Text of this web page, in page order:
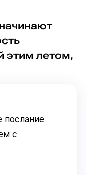
этим летом,
послание
с